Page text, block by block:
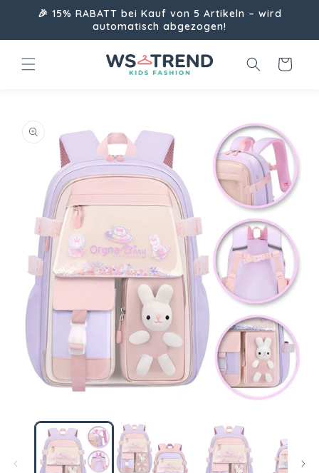
zum🎉 15% RABATT bei Kauf von 5 Artikeln – wird
automatisch abgezogen!
Warenkorb